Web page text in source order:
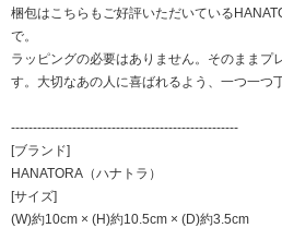
梱包はこちらもご好評いただいている
で。
ラッピングの必要はありません。そのままプ
す。大切なあの人に喜ばれるよう、一つ一つ
----------------------------------------------------
[ブランド]
HANATORA（ハナトラ）
[サイズ]
(W)約10cm × (H)約10.5cm × (D)約3.5cm